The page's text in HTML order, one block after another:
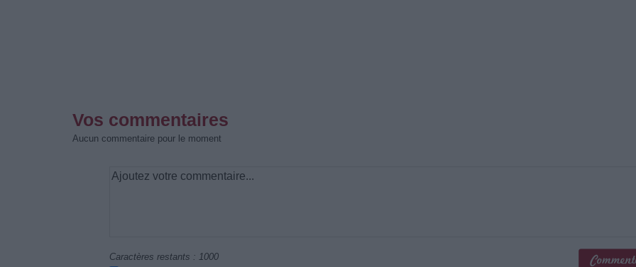
Vos commentaires
Aucun commentaire pour le moment
Caractères restants : 1000